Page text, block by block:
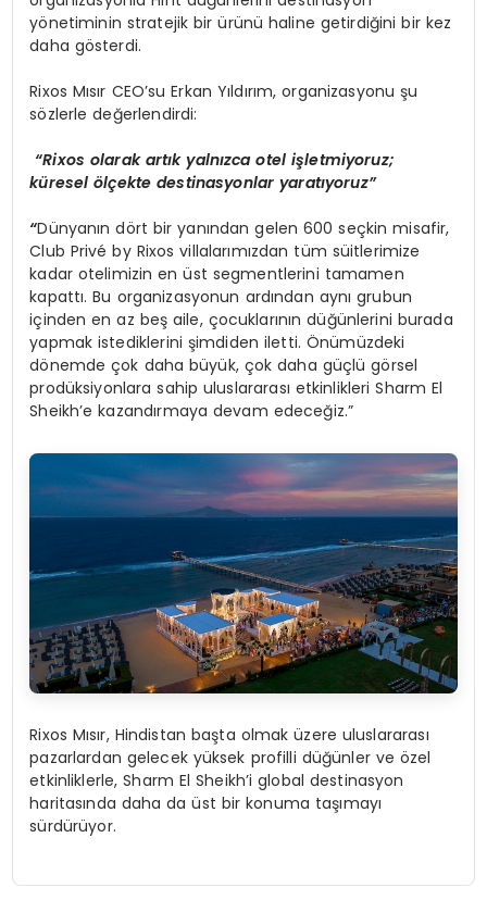
yönetiminin stratejik bir ürünü haline getirdiğini bir kez
daha gösterdi.
Rixos Mısır CEO’su Erkan Yıldırım, organizasyonu şu
sözlerle değerlendirdi:
“Rixos olarak artık yalnızca otel işletmiyoruz;
küreselölçekte destinasyonlar yaratıyoruz”
“Dünyanın dört bir yanından gelen 600 seçkin misafir,
Club Privé by Rixos villalarımızdan tüm süitlerimize
kadar otelimizin en üst segmentlerini tamamen
kapattı. Bu organizasyonun ardından aynı grubun
içinden en az beş aile, çocuklarının düğünlerini burada
yapmak istediklerini şimdiden iletti. Önümüzdeki
dönemde çok daha büyük, çok daha güçlü görsel
prodüksiyonlara sahip uluslararası etkinlikleri Sharm El
Sheikh’e kazandırmaya devam edeceğiz.”
Rixos Mısır, Hindistan başta olmak üzere uluslararası
pazarlardan gelecek yüksek profilli düğünler ve özel
etkinliklerle, Sharm El Sheikh’i global destinasyon
haritasında daha da üst bir konuma taşımayı
sürdürüyor.